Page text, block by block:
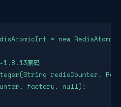
= new
原码
redisCounter,
factory, null);